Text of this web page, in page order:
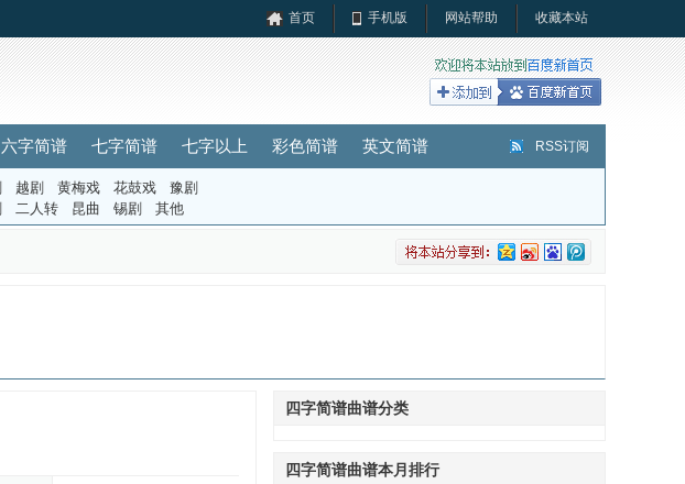
首页 手机版 网站帮助 收藏本站
六字简谱 七字简谱 七字以上 彩色简谱 英文简谱 RSS订阅
越剧 黄梅戏 花鼓戏
豫剧
二人转 昆曲 锡剧 其他
四字简谱曲谱分类
四字简谱曲谱本月排行